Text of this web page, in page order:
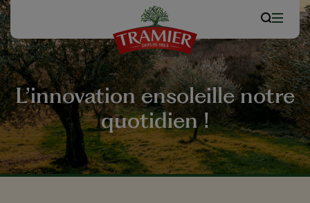
L’innovation ensoleille notre
quotidien !